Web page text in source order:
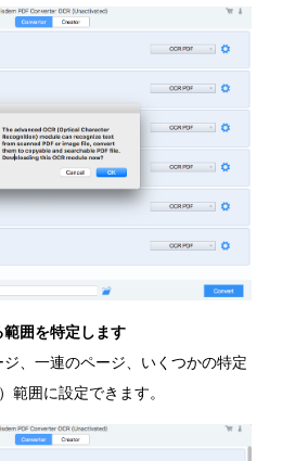
囲を特定します
、一連のページ、いくつかの特定
範囲に設定できます。